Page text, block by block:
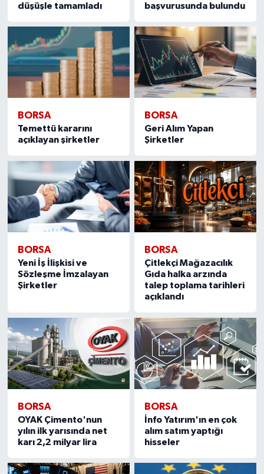
düşüşle tamamladı
başvurusunda bulundu
BORSA
Temettü kararını
açıklayan şirketler
BORSA
Geri Alım Yapan
Şirketler
BORSA
Yeni İş İlişkisi ve
Sözleşme İmzalayan
Şirketler
BORSA
Çitlekçi Mağazacılık
Gıda halka arzında
talep toplama tarihleri
açıklandı
BORSA
OYAK Çimento'nun
yılın ilk yarısında net
karı 2,2 milyar lira
BORSA
İnfo Yatırım'ın en çok
alım satım yaptığı
hisseler